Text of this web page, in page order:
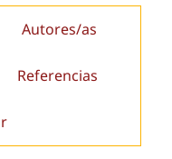
Autores/as
Referencias